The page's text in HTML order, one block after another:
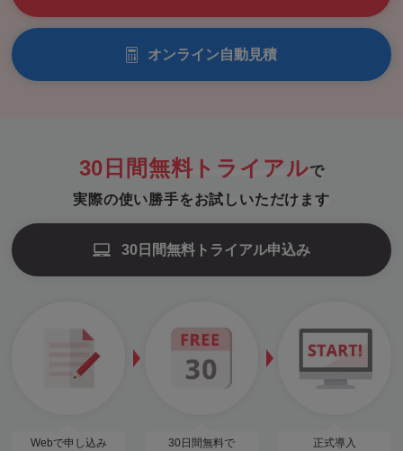
オンライン自動見積
30日間無料トライアルで
実際の使い勝手をお試しいただけます
30日間無料トライアル申込み
Webで申し込み
30日間無料で
正式導入